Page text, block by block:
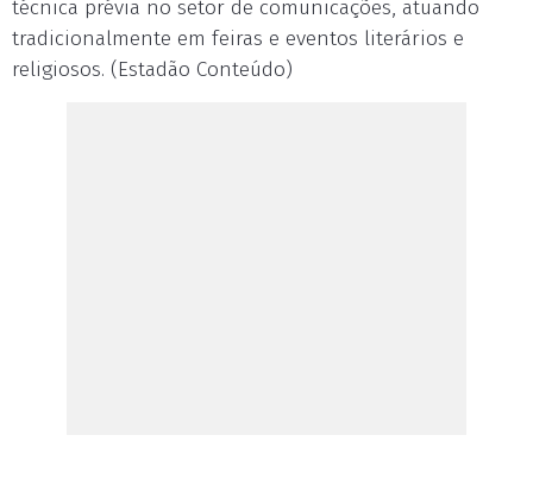
técnica prévia no setor de comunicações, atuando
tradicionalmente em feiras e eventos literários e
religiosos. (Estadão Conteúdo)